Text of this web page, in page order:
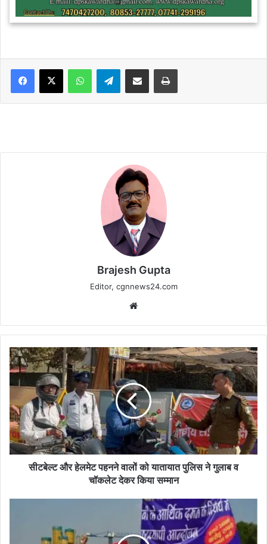
WhatsAppTelegramShare via Email Print
Brajesh Gupta
Editor, cgnnews24.com
सीटबेल्ट
और
हेलमेट
पहनने
वालों
को
यातायात
पुलिस
ने
सीटबेल्ट और हेलमेट पहनने वालों को यातायात पुलिस ने गुलाब व
चॉकलेट देकर किया सम्मान